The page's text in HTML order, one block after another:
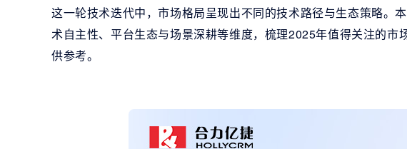
这一轮技术迭代中，市场格局呈现出不同的技术路径与生态策略。
术自主性、平台生态与场景深耕等维度，梳理2025年值得关注的市
供参考。